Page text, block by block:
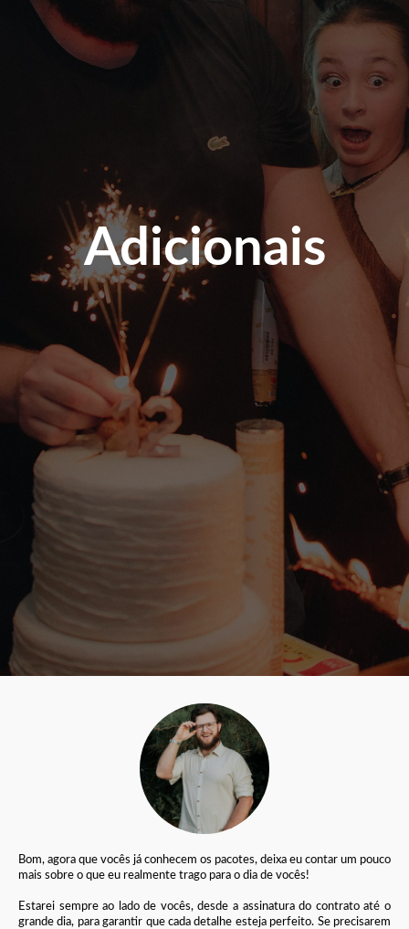
Adicionais
Bom, agora que vocês já conhecem os pacotes, deixa eu contar um pouco
mais sobre o que eu realmente trago para o dia de vocês!
Estarei sempre ao lado de vocês, desde a assinatura do contrato até o
grande dia, para garantir que cada detalhe esteja perfeito. Se precisarem